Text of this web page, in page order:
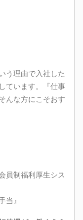
う理由で入社した
ています。『仕事
んな方にこそおす
員制福利厚生シス
当』